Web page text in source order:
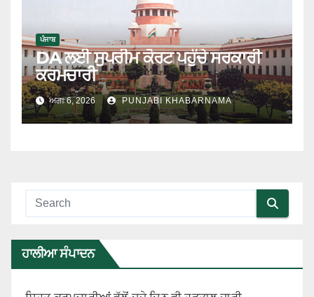
ਪੰਜਾਬ
DA ਲਈ ਸੁਪਰੀਮ ਕੋਰਟ ਪਹੁੰਚੇ ਸਰਕਾਰੀ
ਕਰਮਚਾਰੀ
ਅਗਃ 6, 2026 PUNJABI KHABARNAMA
ਹਾਲੀਆ ਸੰਪਾਦਨ